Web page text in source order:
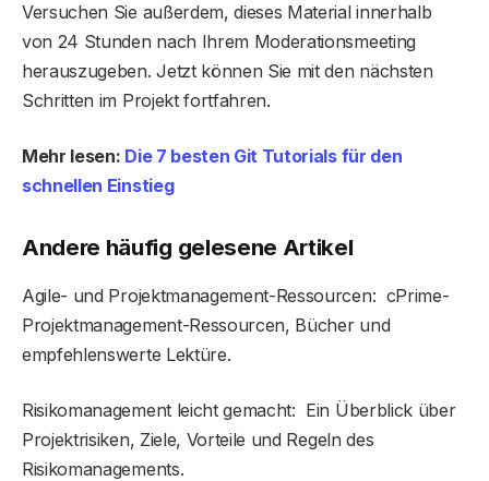
Versuchen Sie außerdem, dieses Material innerhalb
von 24 Stunden nach Ihrem Moderationsmeeting
herauszugeben. Jetzt können Sie mit den nächsten
Schritten im Projekt fortfahren.
Mehr lesen: Die 7 besten Git Tutorials für den
schnellen Einstieg
Andere häufig gelesene Artikel
Agile- und Projektmanagement-Ressourcen: cPrime-
Projektmanagement-Ressourcen, Bücher und
empfehlenswerte Lektüre.
Risikomanagement leicht gemacht: Ein Überblick über
Projektrisiken, Ziele, Vorteile und Regeln des
Risikomanagements.